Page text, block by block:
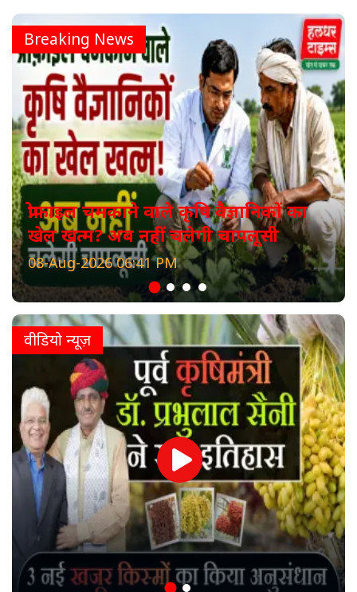
Breaking News
प्रोफाइल चमकाने वाले कृषि वैज्ञानिकों का
खेल खत्म? अब नहीं चलेगी चापलूसी
08-Aug-2026 06:41 PM
वीडियो न्यूज़